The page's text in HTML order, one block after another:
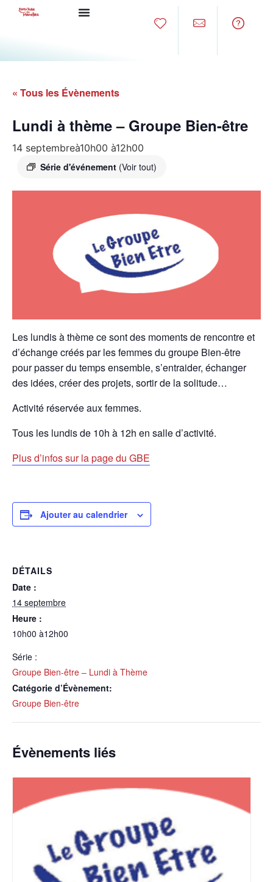
« Tous les Évènements
Lundi à thème – Groupe Bien-être
14 septembreà10h00 à12h00
Série d'événement (Voir tout)
Les lundis à thème ce sont des moments de rencontre et
d’échange créés par les femmes du groupe Bien-être
pour passer du temps ensemble, s’entraider, échanger
des idées, créer des projets, sortir de la solitude…
Activité réservée aux femmes.
Tous les lundis de 10h à 12h en salle d’activité.
Plus d’infos sur la page du GBE
Ajouter au calendrier
DÉTAILS
Date :
14 septembre
Heure :
10h00 à12h00
Série :
Groupe Bien-être – Lundi à Thème
Catégorie d’Évènement:
Groupe Bien-être
Évènements liés